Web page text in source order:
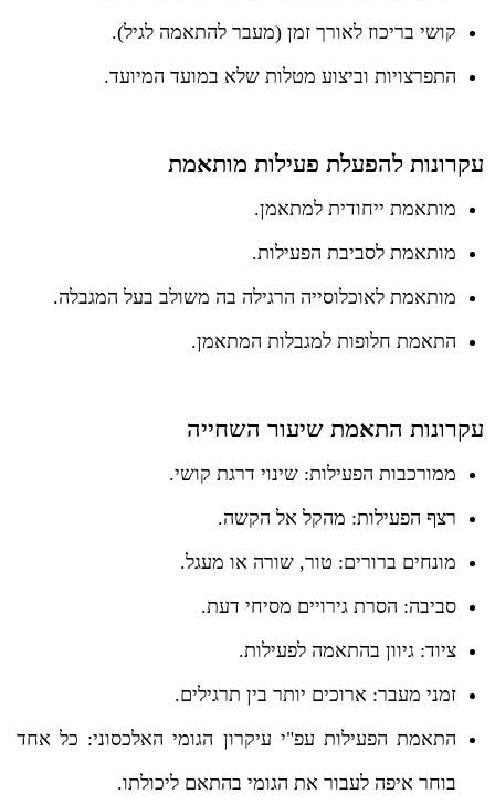
קושי בריכוז לאורך זמן (מעבר להתאמה לגיל).
התפרצויות וביצוע מטלות שלא במועד המיועד.
עקרונות להפעלת פעילות מותאמת
מותאמת ייחודית למתאמן.
מותאמת לסביבת הפעילות.
מותאמת לאוכלוסייה הרגילה בה משולב בעל המגבלה.
התאמת חלופות למגבלות המתאמן.
עקרונות התאמת שיעור השחייה
ממורכבות הפעילות: שינוי דרגת קושי.
רצף הפעילות: מהקל אל הקשה.
מונחים ברורים: טור, שורה או מעגל.
סביבה: הסרת גירויים מסיחי דעת.
ציוד: גיוון בהתאמה לפעילות.
זמני מעבר: ארוכים יותר בין תרגילים.
התאמת הפעילות עפ"י עיקרון הגומי האלכסוני: כל אחד
בוחר איפה לעבור את הגומי בהתאם ליכולתו.